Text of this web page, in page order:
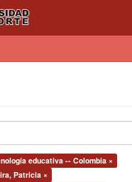
educativa -- Colombia ×
Patricia ×